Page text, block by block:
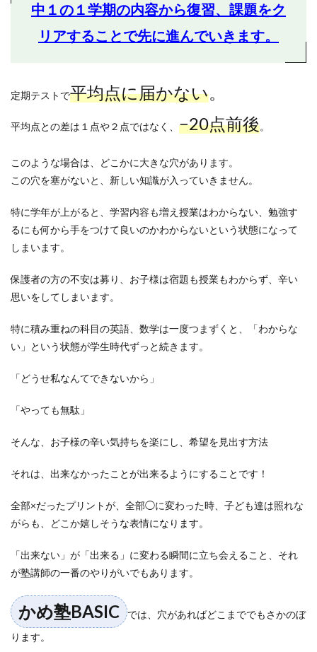
中１の１学期の内容から復習、課題をク
リアすることで先に進んでいきます。
定期テストで平均点に届かない。
平均点との差は１点や２点ではなく、 −20点前後。
このような場合は、どこかに大きな穴があります。
この穴を塞がないと、新しい知識が入っていきません。
特に学年が上がると、学習内容も増え授業はわからない、勉強す
るにも何から手をつけて良いのかわからないという状態になって
しまいます。
保護者の方の不安は募り、お子様は宿題も授業もわからず、辛い
思いをしてしまいます。
特に積み重ねの科目の英語、数学は一度つまずくと、「わからな
い」という状態が学生時代ずっと続きます。
「どうせ私なんてできないから」
「やっても無駄」
そんな、お子様の辛い気持ちを楽にし、希望を見出す方法
それは、出来なかったことが出来るようにすることです！
全部×だったプリントが、全部◯に変わった時、子ども達は照れな
がらも、どこか嬉しそうな表情になります。
「出来ない」が「出来る」に変わる瞬間に立ち会えること、それ
が塾講師の一番のやりがいでもあります。
かめ塾BASIC
では、穴があればどこまででもさかのぼ
ります。